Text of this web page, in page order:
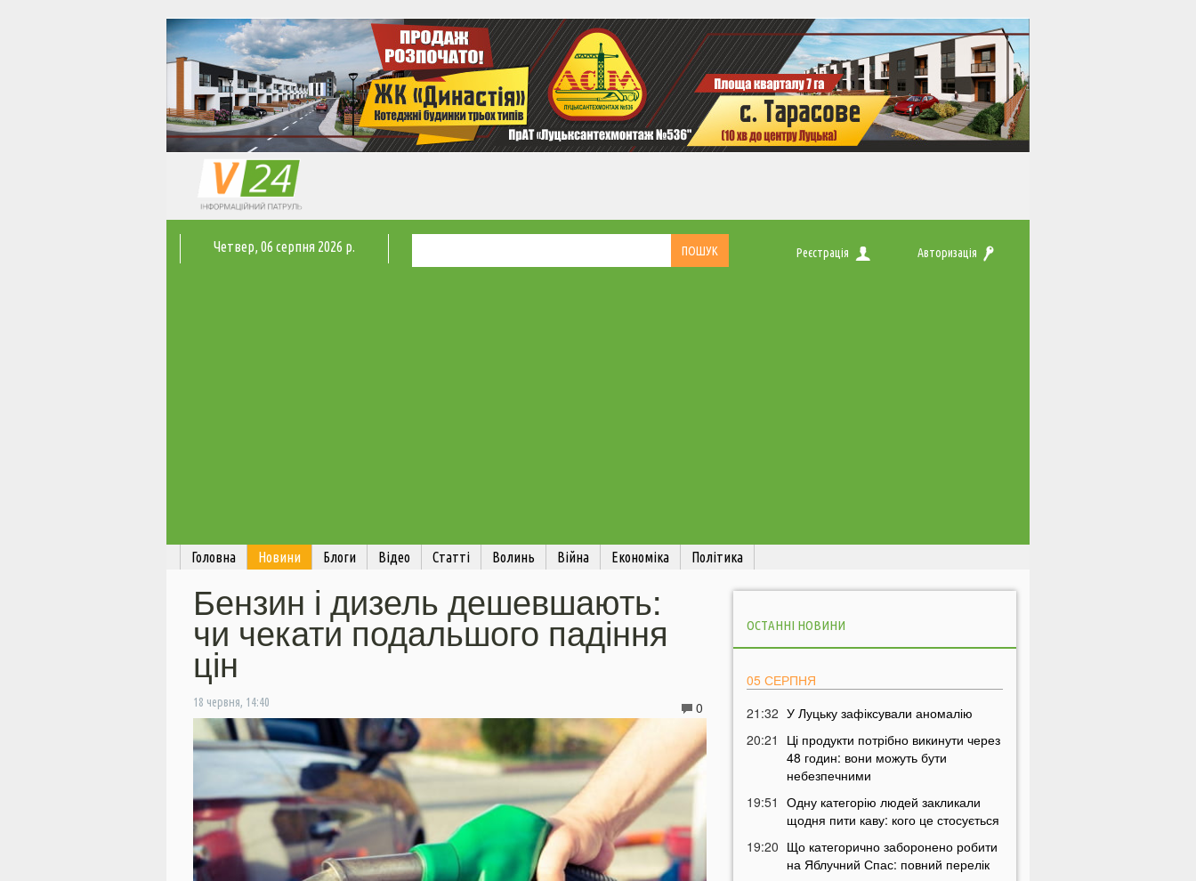
Четвер, 06 серпня 2026 р. Реєстрація Авторизація
Головна Новини Блоги Відео Статті Волинь Війна Економіка Політика
Бензин і дизель дешевшають:
чи чекати подальшого падіння
цін
18 червня, 14:40 0
ОСТАННІ НОВИНИ
05 СЕРПНЯ
21:32 У Луцьку зафіксували аномалію
20:21
Ці продукти потрібно викинути через
48 годин: вони можуть бути
небезпечними
19:51
Одну категорію людей закликали
щодня пити каву: кого це стосується
19:20 Що категорично заборонено робити
на Яблучний Спас: повний перелік